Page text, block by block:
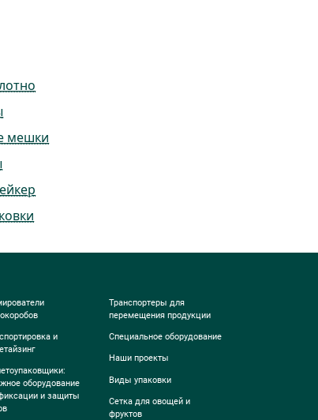
мешки
и
оборудование
и защиты
Транспортеры для
перемещения продукции
Специальное оборудование
Наши проекты
Виды упаковки
Сетка для овощей и
фруктов